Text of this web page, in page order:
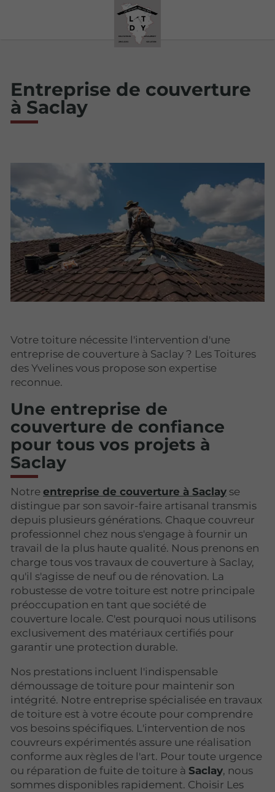
Entreprise de couverture
à Saclay
Votre toiture nécessite l'intervention d'une
entreprise de couverture à Saclay ? Les Toitures
des Yvelines vous propose son expertise
reconnue.
Une entreprise de
couverture de confiance
pour tous vos projets à
Saclay
Notre entreprise de couverture à Saclay se
distingue par son savoir-faire artisanal transmis
depuis plusieurs générations. Chaque couvreur
professionnel chez nous s'engage à fournir un
travail de la plus haute qualité. Nous prenons en
charge tous vos travaux de couverture à Saclay,
qu'il s'agisse de neuf ou de rénovation. La
robustesse de votre toiture est notre principale
préoccupation en tant que société de
couverture locale. C'est pourquoi nous utilisons
exclusivement des matériaux certifiés pour
garantir une protection durable.
Nos prestations incluent l'indispensable
démoussage de toiture pour maintenir son
intégrité. Notre entreprise spécialisée en travaux
de toiture est à votre écoute pour comprendre
vos besoins spécifiques. L'intervention de nos
couvreurs expérimentés assure une réalisation
conforme aux règles de l'art. Pour toute urgence
ou réparation de fuite de toiture à Saclay, nous
sommes disponibles rapidement. Choisir Les